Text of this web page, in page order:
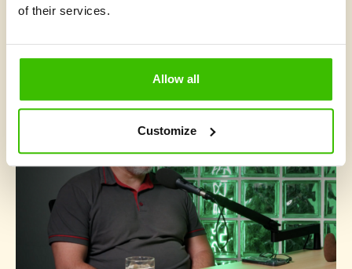
of their services.
Allow all
Customize
Co je v Gymnathlonu nového